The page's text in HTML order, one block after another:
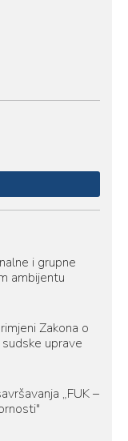
i grupne
ambijentu
Zakona o
uprave
„FUK –